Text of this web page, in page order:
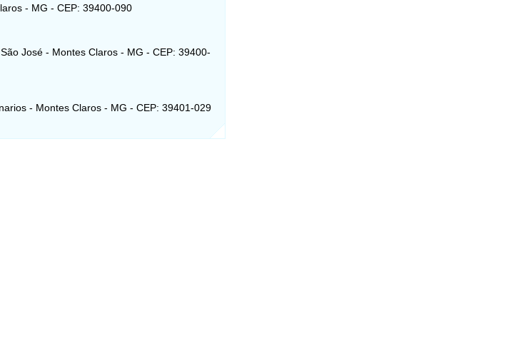
- MG - CEP: 39400-090
José - Montes Claros - MG - CEP: 39400-
- Montes Claros - MG - CEP: 39401-029